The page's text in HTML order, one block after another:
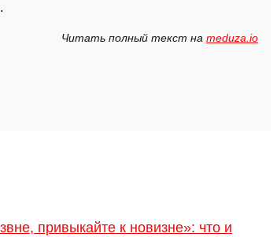
Читать полный текст на meduza.io
привыкайте к новизне»: что и